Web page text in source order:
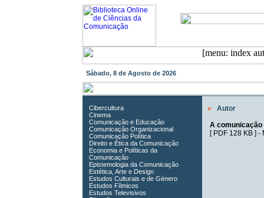
Sábado, 8 de Agosto de 2026
Cibercultura
Cinema
Comunicação e Educação
Comunicação Organizacional
Comunicação Política
Direito e Ética da Comunicação
Economia e Políticas da
Comunicação
Epistemologia da Comunicação
Estética, Arte e Design
Estudos Culturais e de Género
Estudos Fílmicos
Estudos Televisivos
»
Autor
A comunicação
[ PDF 128 KB] -